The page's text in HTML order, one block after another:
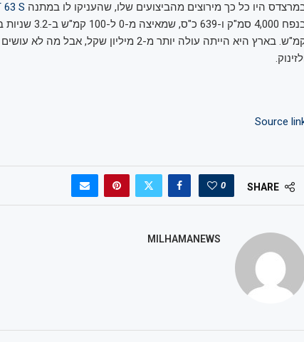
היו כל כך מירוצים מהביצועים שלו, שהעניקו לו במתנה 63 S
קמ"ש. בארץ היא הייתה עולה יותר מ-2 מיליון
Source
SHARE
0
MILHAMANEWS